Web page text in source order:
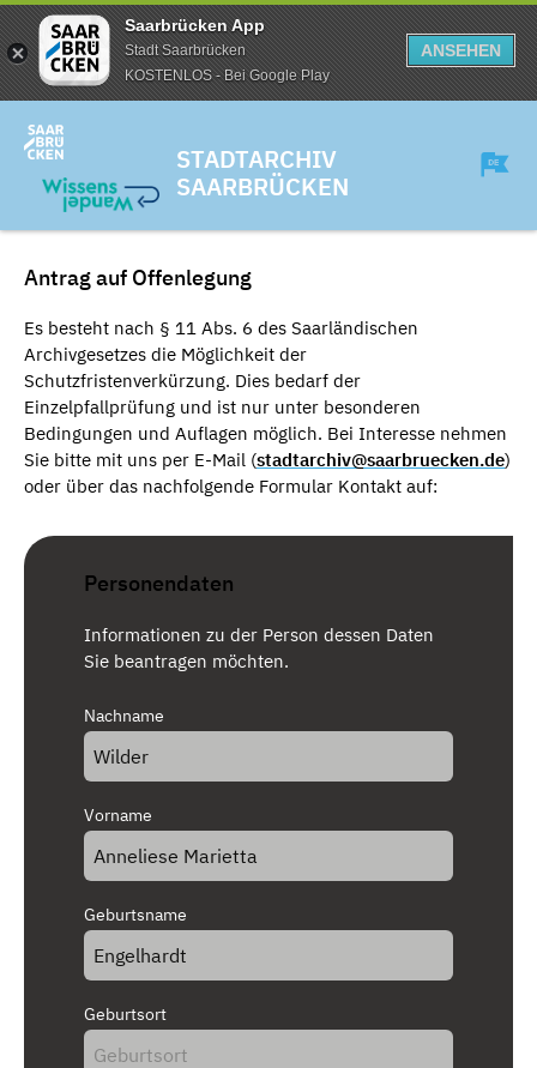
Saarbrücken App
Stadt Saarbrücken
KOSTENLOS - Bei Google Play
ANSEHEN
STADTARCHIV
SAARBRÜCKEN
Antrag auf Offenlegung
Es besteht nach § 11 Abs. 6 des Saarländischen
Archivgesetzes die Möglichkeit der
Schutzfristenverkürzung. Dies bedarf der
Einzelpfallprüfung und ist nur unter besonderen
Bedingungen und Auflagen möglich. Bei Interesse nehmen
Sie bitte mit uns per E-Mail (stadtarchiv@saarbruecken.de)
oder über das nachfolgende Formular Kontakt auf:
Personendaten
Informationen zu der Person dessen Daten
Sie beantragen möchten.
Nachname
Vorname
Geburtsname
Geburtsort